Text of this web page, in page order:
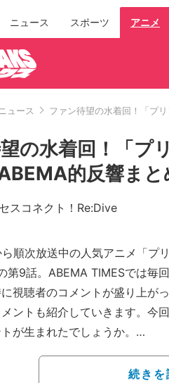
ニュース スポーツ アニメ
ニュース ファン待望の水着回！「プ
の水着回！「プ
的反響まと
スコネクト！Re:Dive
順次放送中の人気アニメ「プ
第9話。ABEMA TIMESでは毎
視聴者のコメントが盛り上が
ントも紹介していきます。今
が生まれたでしょうか。
続きを